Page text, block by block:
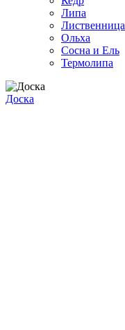
Липа
Лиственница
Ольха
Сосна и Ель
Термолипа
Доска